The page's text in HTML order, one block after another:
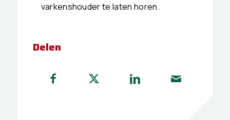
varkenshouder te laten horen.
Delen